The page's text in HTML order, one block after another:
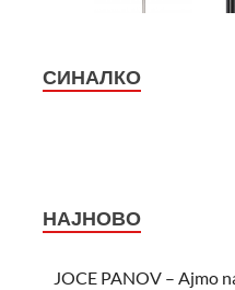
СИНАЛКО
НАЈНОВО
JOCE PANOV – Ajmo